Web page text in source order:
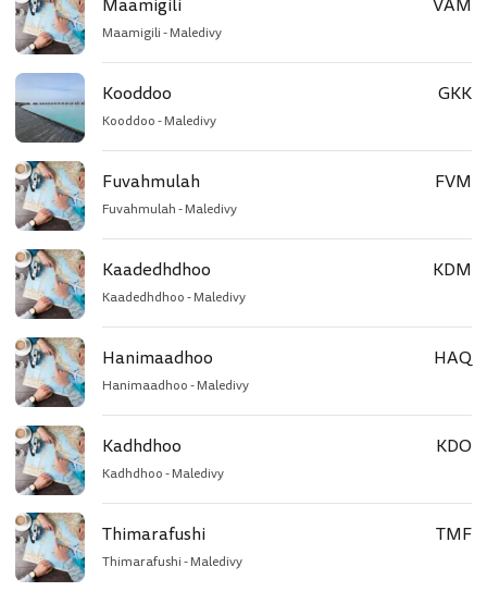
Maamigili
Maamigili - Maledivy
VAM
Kooddoo
Kooddoo - Maledivy
GKK
Fuvahmulah
Fuvahmulah - Maledivy
FVM
Kaadedhdhoo
Kaadedhdhoo - Maledivy
KDM
Hanimaadhoo
Hanimaadhoo - Maledivy
HAQ
Kadhdhoo
Kadhdhoo - Maledivy
KDO
Thimarafushi
Thimarafushi - Maledivy
TMF